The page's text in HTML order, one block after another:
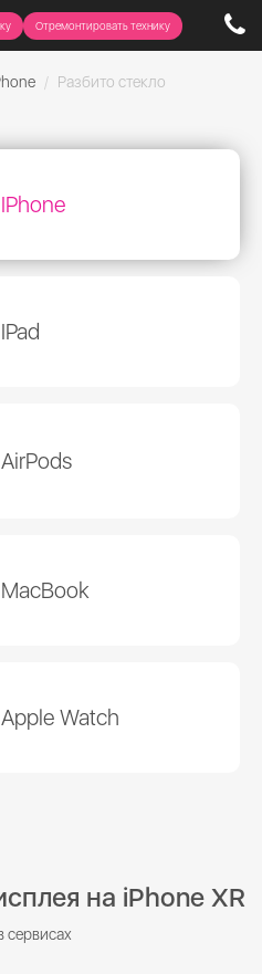
Отремонтировать технику
Разбито стекло
Watch
на iPhone XR
сервисах